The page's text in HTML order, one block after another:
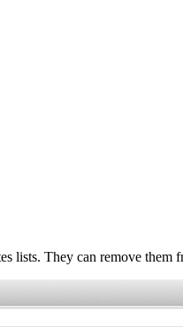
lists. They can remove them